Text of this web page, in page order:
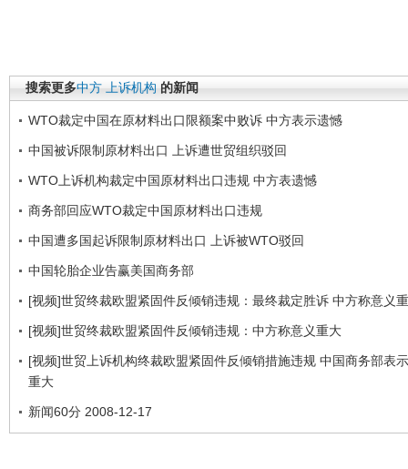
搜索更多中方 上诉机构 的新闻
WTO裁定中国在原材料出口限额案中败诉 中方表示遗憾
中国被诉限制原材料出口 上诉遭世贸组织驳回
WTO上诉机构裁定中国原材料出口违规 中方表遗憾
商务部回应WTO裁定中国原材料出口违规
中国遭多国起诉限制原材料出口 上诉被WTO驳回
中国轮胎企业告赢美国商务部
[视频]世贸终裁欧盟紧固件反倾销违规：最终裁定胜诉 中方称意义
[视频]世贸终裁欧盟紧固件反倾销违规：中方称意义重大
[视频]世贸上诉机构终裁欧盟紧固件反倾销措施违规 中国商务部表
重大
新闻60分 2008-12-17